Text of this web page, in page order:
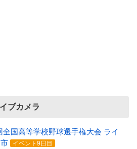
ブカメラ
全国高等学校野球選手権大会 ライ
イベント9日目